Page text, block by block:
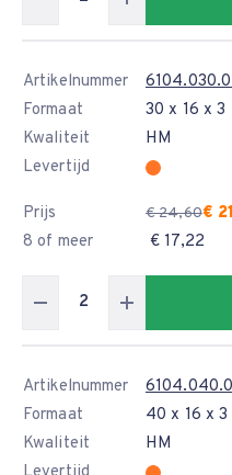
Artikelnummer
Formaat
30 x 16 x 3
Kwaliteit
HM
Levertijd
Prijs € 24,60€
8 of meer
€ 17,22
Artikelnummer
Formaat
40 x 16 x 3
Kwaliteit
HM